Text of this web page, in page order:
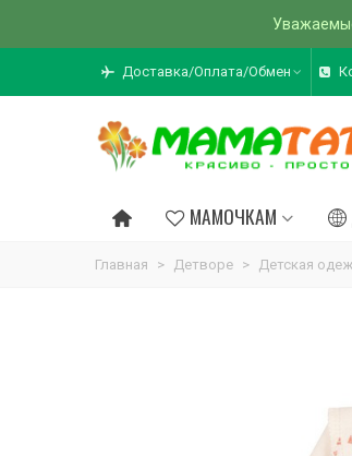
Доставка/Оплата/Обмен
МАМОЧКАМ
Главная > Детворе > Детская